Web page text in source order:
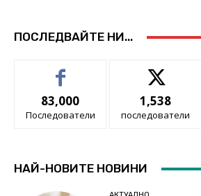
ПОСЛЕДВАЙТЕ НИ...
83,000
Последователи
1,538
последователи
НАЙ-НОВИТЕ НОВИНИ